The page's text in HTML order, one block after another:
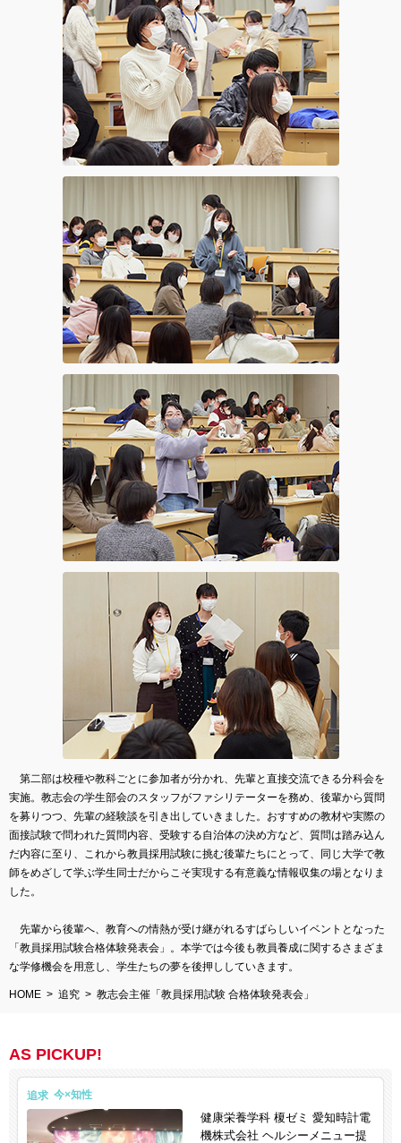
第二部は校種や教科ごとに参加者が分かれ、先輩と直接交流できる分科会を
実施。教志会の学生部会のスタッフがファシリテーターを務め、後輩から質問
を募りつつ、先輩の経験談を引き出していきました。おすすめの教材や実際の
面接試験で問われた質問内容、受験する自治体の決め方など、質問は踏み込ん
だ内容に至り、これから教員採用試験に挑む後輩たちにとって、同じ大学で教
師をめざして学ぶ学生同士だからこそ実現する有意義な情報収集の場となりま
した。
先輩から後輩へ、教育への情熱が受け継がれるすばらしいイベントとなった
「教員採用試験合格体験発表会」。本学では今後も教員養成に関するさまざま
な学修機会を用意し、学生たちの夢を後押ししていきます。
HOME 追究 教志会主催「教員採用試験 合格体験発表会」
AS PICKUP!
追求
健康栄養学科 榎ゼミ 愛知時計電
機株式会社 ヘルシーメニュー提